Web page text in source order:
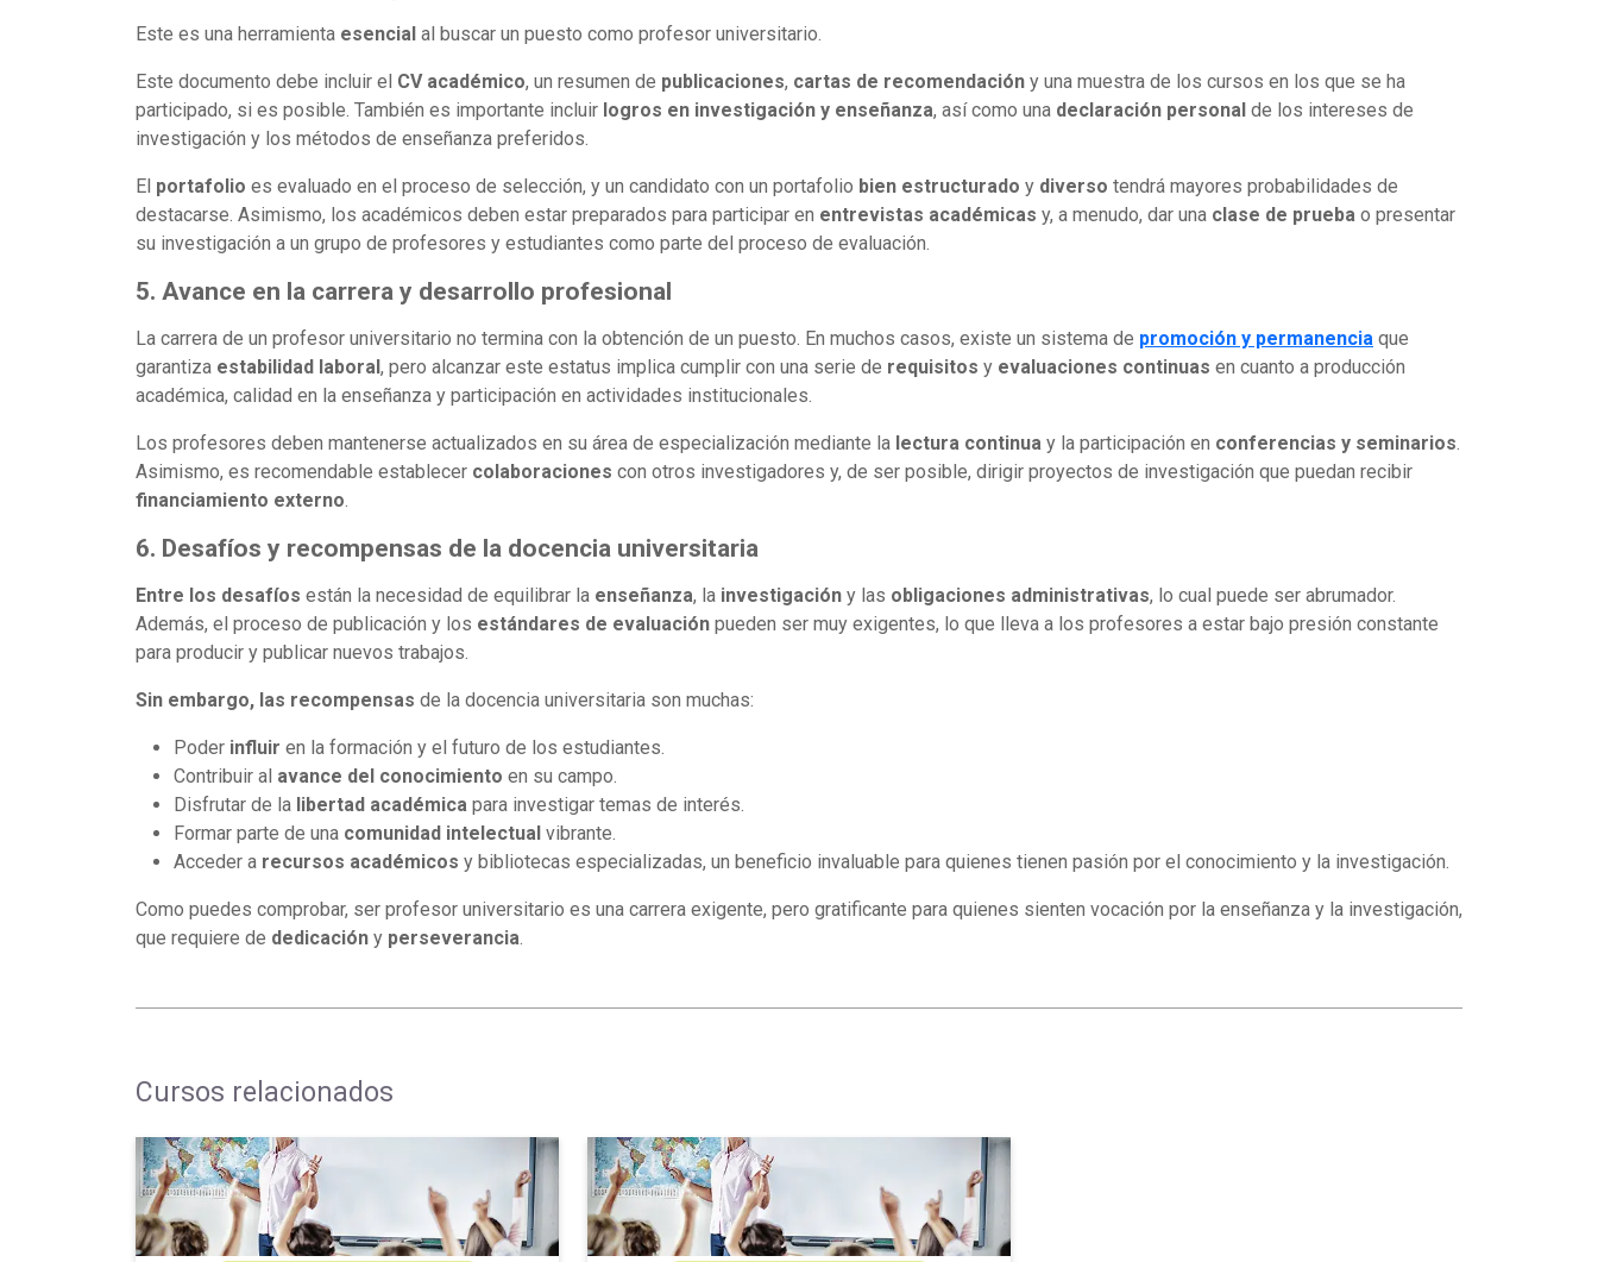
Este es una herramienta esencial al buscar un puesto como profesor universitario.
Este documento debe incluir el CV académico, un resumen de publicaciones, cartas de recomendación y una muestra de los cursos en los que se ha
participado, si es posible. También es importante incluir logros en investigación y enseñanza, así como una declaración personal de los intereses de
investigación y los métodos de enseñanza preferidos.
El portafolio es evaluado en el proceso de selección, y un candidato con un portafolio bien estructurado y diverso tendrá mayores probabilidades de
destacarse. Asimismo, los académicos deben estar preparados para participar en entrevistas académicas y, a menudo, dar una clase de prueba o presentar
su investigación a un grupo de profesores y estudiantes como parte del proceso de evaluación.
5. Avance en la carrera y desarrollo profesional
La carrera de un profesor universitario no termina con la obtención de un puesto. En muchos casos, existe un sistema de promoción y permanencia que
garantiza estabilidad laboral, pero alcanzar este estatus implica cumplir con una serie de requisitos y evaluaciones continuas en cuanto a producción
académica, calidad en la enseñanza y participación en actividades institucionales.
Los profesores deben mantenerse actualizados en su área de especialización mediante la lectura continua y la participación en conferencias y seminarios
Asimismo, es recomendable establecer colaboraciones con otros investigadores y, de ser posible, dirigir proyectos de investigación que puedan recibir
financiamiento externo
6. Desafíos y recompensas de la docencia universitaria
Entre los desafíos están la necesidad de equilibrar la enseñanza, la investigación y las obligaciones administrativas, lo cual puede ser abrumador.
Además, el proceso de publicación y los estándares de evaluación pueden ser muy exigentes, lo que lleva a los profesores a estar bajo presión constante
para producir y publicar nuevos trabajos.
Sin embargo, las recompensas de la docencia universitaria son muchas:
Poder influir en la formación y el futuro de los estudiantes.
Contribuir al avance del conocimiento en su campo.
Disfrutar de la libertad académica para investigar temas de interés.
Formar parte de una comunidad intelectual vibrante.
Acceder a recursos académicos y bibliotecas especializadas, un beneficio invaluable para quienes tienen pasión por el conocimiento y la investigación.
Como puedes comprobar, ser profesor universitario es una carrera exigente, pero gratificante para quienes sienten vocación por la enseñanza y la investigación,
que requiere de dedicación y perseverancia
Cursos relacionados